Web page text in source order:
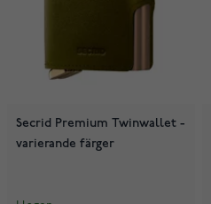
Secrid Premium Twinwallet -
varierande färger